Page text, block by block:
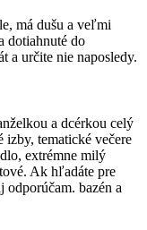
má dušu a veľmi
dotiahnuté do
a určite nie naposledy.
a dcérkou celý
izby, tematické večere
extrémne milý
Ak hľadáte pre
odporúčam. bazén a